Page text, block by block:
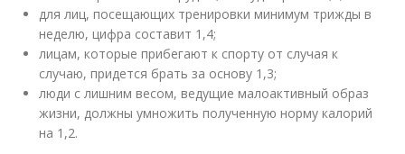
для лиц, посещающих тренировки минимум трижды в
неделю, цифра составит 1,4;
лицам, которые прибегают к спорту от случая к
случаю, придется брать за основу 1,3;
люди с лишним весом, ведущие малоактивный образ
жизни, должны умножить полученную норму калорий
на 1,2.